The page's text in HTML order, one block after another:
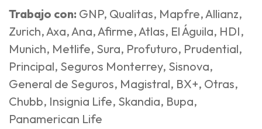
Trabajo con: GNP, Qualitas, Mapfre, Allianz,
Zurich, Axa, Ana, Afirme, Atlas, El Águila, HDI,
Munich, Metlife, Sura, Profuturo, Prudential,
Principal, Seguros Monterrey, Sisnova,
General de Seguros, Magistral, BX+, Otras,
Chubb, Insignia Life, Skandia, Bupa,
Panamerican Life